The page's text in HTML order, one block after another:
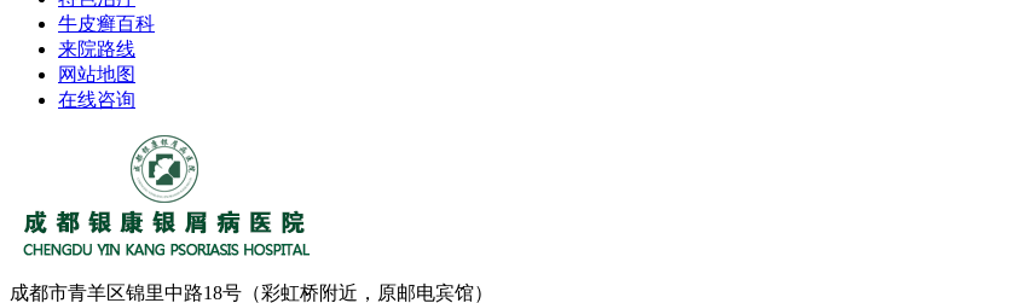
牛皮癣百科
来院路线
网站地图
在线咨询
成都市青羊区锦里中路18号（彩虹桥附近，原邮电宾馆）